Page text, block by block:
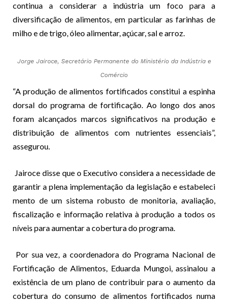
continua a considerar a indústria um foco para a
diversificação de alimentos, em particular as farinhas de
milho e de trigo, óleo alimentar, açúcar, sal e arroz.
Jorge Jairoce, Secretário Permanente do Ministério da Indústria e
Comércio
“A produção de alimentos fortificados constitui a espinha
dorsal do programa de fortificação. Ao longo dos anos
foram alcançados marcos significativos na produção e
distribuição de alimentos com nutrientes essenciais”,
assegurou.
Jairoce disse que o Executivo considera a necessidade de
garantir a plena implementação da legislação e estabeleci
mento de um sistema robusto de monitoria, avaliação,
fiscalização e informação relativa à produção a todos os
níveis para aumentar a cobertura do programa.
Por sua vez, a coordenadora do Programa Nacional de
Fortificação de Alimentos, Eduarda Mungoi, assinalou a
existência de um plano de contribuir para o aumento da
cobertura do consumo de alimentos fortificados numa